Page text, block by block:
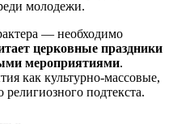
молодежи.
— необходимо
церковные праздники
мероприятиями.
как культурно-массовые,
религиозного подтекста.